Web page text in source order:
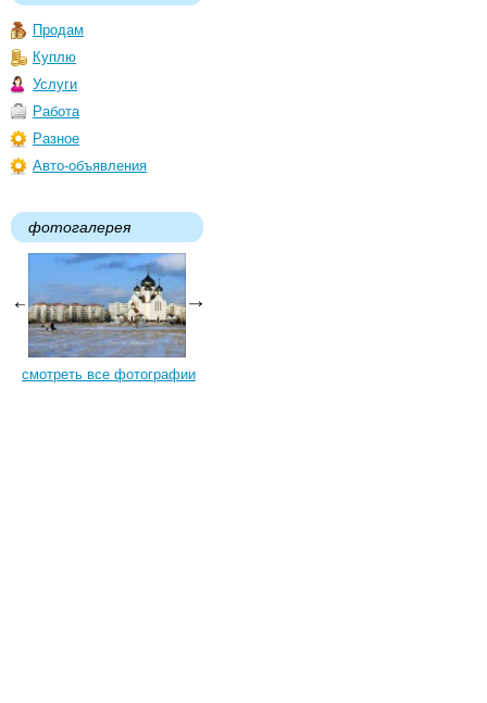
Продам
Куплю
Услуги
Работа
Разное
Авто-объявления
фотогалерея
смотреть все фотографии